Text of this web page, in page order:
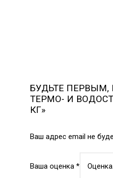
БУДЬТЕ ПЕРВЫМ,
ТЕРМО- И
КГ»
Ваш адрес email не
Ваша оценка *